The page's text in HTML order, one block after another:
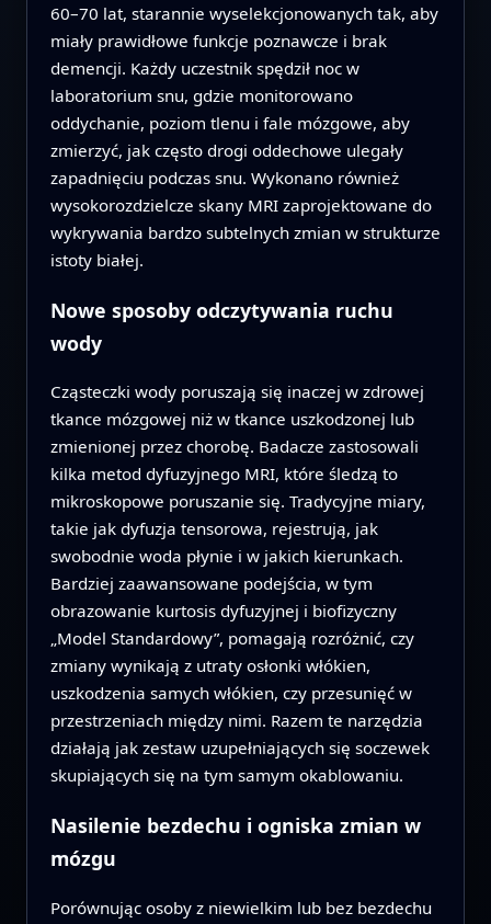
60–70 lat, starannie wyselekcjonowanych tak, aby
miały prawidłowe funkcje poznawcze i brak
demencji. Każdy uczestnik spędził noc w
laboratorium snu, gdzie monitorowano
oddychanie, poziom tlenu i fale mózgowe, aby
zmierzyć, jak często drogi oddechowe ulegały
zapadnięciu podczas snu. Wykonano również
wysokorozdzielcze skany MRI zaprojektowane do
wykrywania bardzo subtelnych zmian w strukturze
istoty białej.
Nowe sposoby odczytywania ruchu
wody
Cząsteczki wody poruszają się inaczej w zdrowej
tkance mózgowej niż w tkance uszkodzonej lub
zmienionej przez chorobę. Badacze zastosowali
kilka metod dyfuzyjnego MRI, które śledzą to
mikroskopowe poruszanie się. Tradycyjne miary,
takie jak dyfuzja tensorowa, rejestrują, jak
swobodnie woda płynie i w jakich kierunkach.
Bardziej zaawansowane podejścia, w tym
obrazowanie kurtosis dyfuzyjnej i biofizyczny
„Model Standardowy”, pomagają rozróżnić, czy
zmiany wynikają z utraty osłonki włókien,
uszkodzenia samych włókien, czy przesunięć w
przestrzeniach między nimi. Razem te narzędzia
działają jak zestaw uzupełniających się soczewek
skupiających się na tym samym okablowaniu.
Nasilenie bezdechu i ogniska zmian w
mózgu
Porównując osoby z niewielkim lub bez bezdechu